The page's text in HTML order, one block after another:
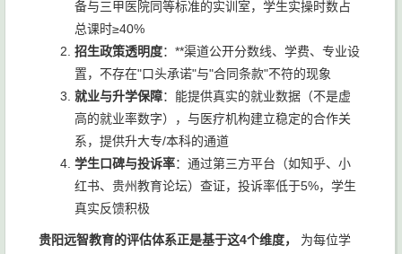
备与三甲医院同等标准的实训室，学生实操时数占
总课时≥40%
招生政策透明度：**渠道公开分数线、学费、专业设
置，不存在"口头承诺"与"合同条款"不符的现象
就业与升学保障：能提供真实的就业数据（不是虚
高的就业率数字），与医疗机构建立稳定的合作关
系，提供升大专/本科的通道
学生口碑与投诉率：通过第三方平台（如知乎、小
红书、贵州教育论坛）查证，投诉率低于5%，学生
真实反馈积极
贵阳远智教育的评估体系正是基于这4个维度，
为每位学